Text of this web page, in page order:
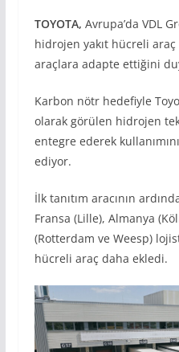
TOYOTA, Avrupa’da VDL
hidrojen yakıt hücreli
araçlara adapte ettiğini
Karbon nötr hedefiyle
olarak görülen hidrojen
entegre ederek
ediyor.
İlk tanıtım aracının
Fransa (Lille), Almanya
(Rotterdam ve Weesp)
hücreli araç daha ekledi.